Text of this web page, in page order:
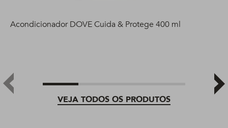
VEJA TODOS OS PRODUTOS
Acondicionador DOVE Cuida & Protege 400 ml